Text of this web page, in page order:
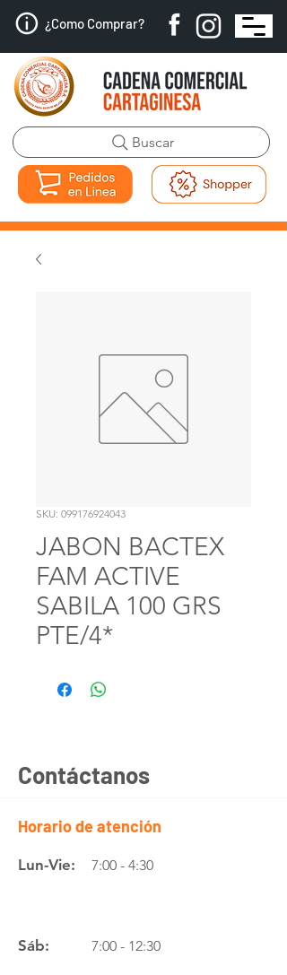
¿Como Comprar?
Buscar
SKU: 099176924043
JABON BACTEX
FAM ACTIVE
SABILA 100 GRS
PTE/4*
Contáctanos
Horario de atención
Lun-Vie: 7:00 - 4:30
Sáb: 7:00 - 12:30